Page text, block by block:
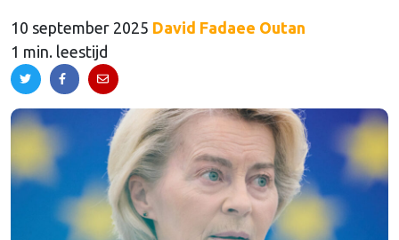
10 september 2025 David Fadaee Outan
1 min. leestijd